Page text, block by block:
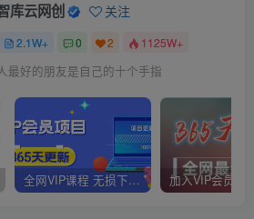
库云网创 关注
2.1W+ 0 2 1125W+
最好的朋友是自己的十个手指
全网VIP课程 无损下载~